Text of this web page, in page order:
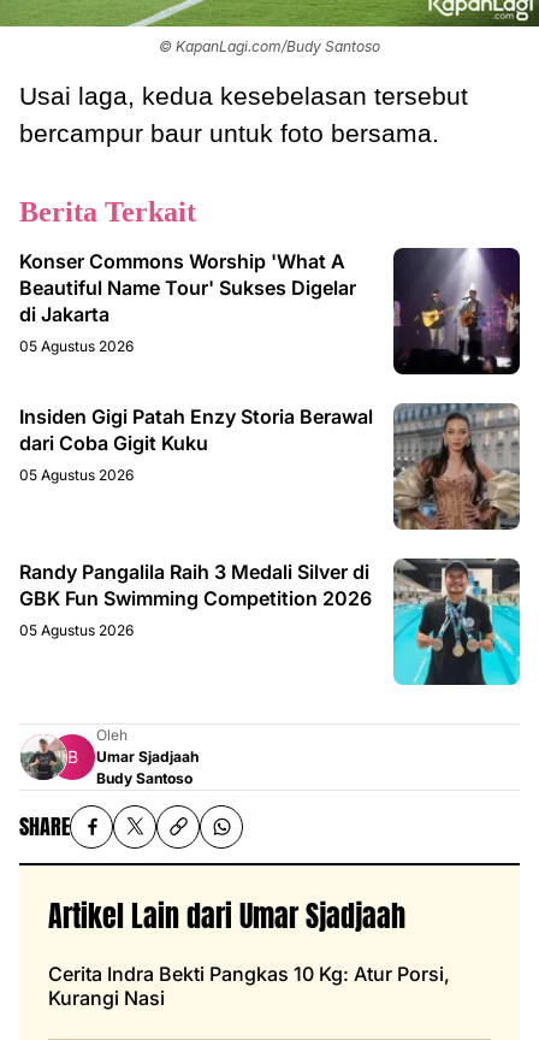
© KapanLagi.com/Budy Santoso
Usai laga, kedua kesebelasan tersebut
bercampur baur untuk foto bersama.
Berita Terkait
Konser Commons Worship 'What A
Beautiful Name Tour' Sukses Digelar
di Jakarta
05 Agustus 2026
Insiden Gigi Patah Enzy Storia Berawal
dari Coba Gigit Kuku
05 Agustus 2026
Randy Pangalila Raih 3 Medali Silver di
GBK Fun Swimming Competition 2026
05 Agustus 2026
Oleh
Umar Sjadjaah
Budy Santoso
SHARE
Artikel Lain dari Umar Sjadjaah
Cerita Indra Bekti Pangkas 10 Kg: Atur Porsi,
Kurangi Nasi